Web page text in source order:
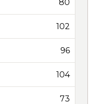
80
102
96
104
73